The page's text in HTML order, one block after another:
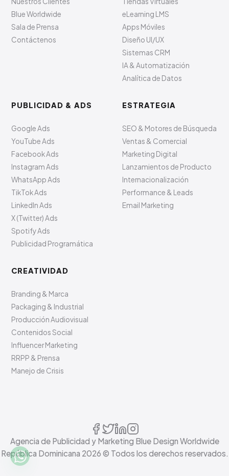
Blue Worldwide
Sala de Prensa
Contáctenos
eLearning LMS
Apps Móviles
Diseño UI/UX
Sistemas CRM
IA & Automatización
Analítica de Datos
PUBLICIDAD & ADS
Google Ads
YouTube Ads
Facebook Ads
Instagram Ads
WhatsApp Ads
TikTok Ads
LinkedIn Ads
X (Twitter) Ads
Spotify Ads
Publicidad Programática
ESTRATEGIA
SEO & Motores de Búsqueda
Ventas & Comercial
Marketing Digital
Lanzamientos de Producto
Internacionalización
Performance & Leads
Email Marketing
CREATIVIDAD
Branding & Marca
Packaging & Industrial
Producción Audiovisual
Contenidos Social
Influencer Marketing
RRPP & Prensa
Manejo de Crisis
Agencia de Publicidad y Marketing Blue Design Worldwide
República Dominicana 2026 © Todos los derechos reservados.